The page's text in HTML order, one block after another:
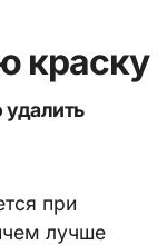
краску
при
лучше